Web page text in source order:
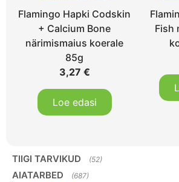
Flamingo Hapki Codskin
+ Calcium Bone
närimismaius koerale
85g
3,27 €
Loe edasi
Fish
TIIGI TARVIKUD (52)
AIATARBED (687)